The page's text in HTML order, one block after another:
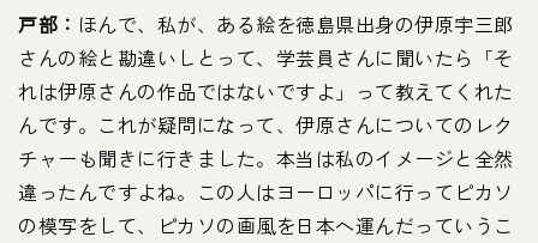
戸部： ほんで、私が、ある絵を徳島県出身の伊原宇三郎
さんの絵と勘違いしとって、学芸員さんに聞いたら「そ
れは伊原さんの作品ではないですよ」って教えてくれた
んです。これが疑問になって、伊原さんについてのレク
チャーも聞きに行きました。本当は私のイメージと全然
違ったんですよね。この人はヨーロッパに行ってピカソ
の模写をして、ピカソの画風を日本へ運んだっていうこ